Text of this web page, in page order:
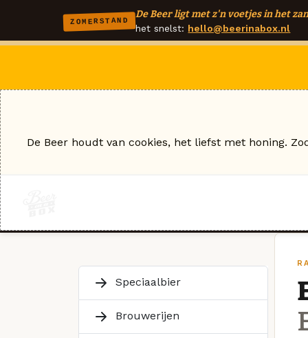
ZOMERSTAND
De Beer ligt met z'n voetjes in het
het snelst: hello@beerinabox.nl
Speciaalbier
Brouwerijen
De Beer houdt van cookies, het liefst met honing.